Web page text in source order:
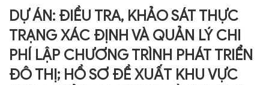
GIỚI THIỆU
TIN TỨC
NGHIÊN CỨU
DỰ ÁN: ĐIỀU TRA, KHẢO SÁT THỰC
TRẠNG XÁC ĐỊNH VÀ QUẢN LÝ CHI
PHÍ LẬP CHƯƠNG TRÌNH PHÁT TRIỂN
ĐÔ THỊ; HỒ SƠ ĐỀ XUẤT KHU VỰC